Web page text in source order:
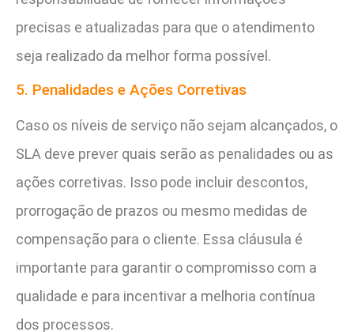
precisas e atualizadas para que o atendimento
seja realizado da melhor forma possível.
5. Penalidades e Ações Corretivas
Caso os níveis de serviço não sejam alcançados, o
SLA deve prever quais serão as penalidades ou as
ações corretivas. Isso pode incluir descontos,
prorrogação de prazos ou mesmo medidas de
compensação para o cliente. Essa cláusula é
importante para garantir o compromisso com a
qualidade e para incentivar a melhoria contínua
dos processos.